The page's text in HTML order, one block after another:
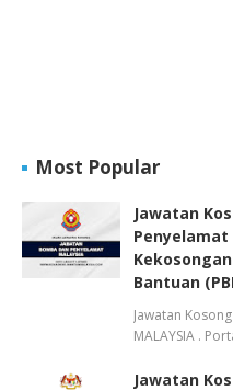
Most Popular
Jawatan
Penyelamat
Bantuan
Jawatan
MALAYSIA .
Jawatan